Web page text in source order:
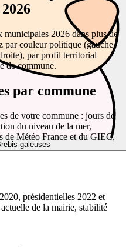
galeuses
municipales 2026 dans plus de
par couleur politique (gauche,
par profil territorial
de commune.
par commune
de votre commune : jours de
du niveau de la mer,
de Météo France et du GIEC,
présidentielles 2022 et
de la mairie, stabilité